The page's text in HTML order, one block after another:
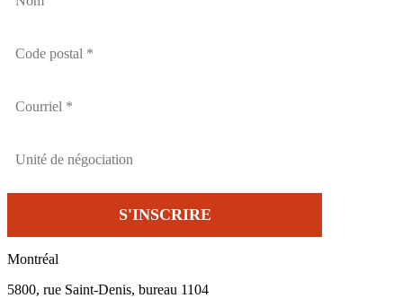
Montréal
5800, rue Saint-Denis, bureau 1104